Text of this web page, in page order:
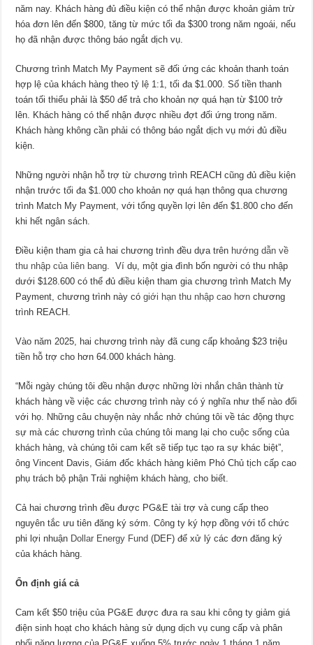
năm nay. Khách hàng đủ điều kiện có thể nhận được khoản giảm trừ
hóa đơn lên đến $800, tăng từ mức tối đa $300 trong năm ngoái, nếu
họ đã nhận được thông báo ngắt dịch vụ.
Chương trình Match My Payment sẽ đối ứng các khoản thanh toán
hợp lệ của khách hàng theo tỷ lệ 1:1, tối đa $1.000. Số tiền thanh
toán tối thiểu phải là $50 để trả cho khoản nợ quá hạn từ $100 trở
lên. Khách hàng có thể nhận được nhiều đợt đối ứng trong năm.
Khách hàng không cần phải có thông báo ngắt dịch vụ mới đủ điều
kiện.
Những người nhận hỗ trợ từ chương trình REACH cũng đủ điều kiện
nhận trước tối đa $1.000 cho khoản nợ quá hạn thông qua chương
trình Match My Payment, với tổng quyền lợi lên đến $1.800 cho đến
khi hết ngân sách.
Điều kiện tham gia cả hai chương trình đều dựa trên hướng dẫn về
thu nhập của liên bang. Ví dụ, một gia đình bốn người có thu nhập
dưới $128.600 có thể đủ điều kiện tham gia chương trình Match My
Payment, chương trình này cógiới hạn thu nhập cao hơn chương
trình REACH.
Vào năm 2025, hai chương trình này đã cung cấp khoảng $23 triệu
tiền hỗ trợ cho hơn 64.000 khách hàng.
“Mỗi ngày chúng tôi đều nhận được những lời nhắn chân thành từ
khách hàng về việc các chương trình này có ý nghĩa như thế nào đối
với họ. Những câu chuyện này nhắc nhở chúng tôi về tác động thực
sự mà các chương trình của chúng tôi mang lại cho cuộc sống của
khách hàng, và chúng tôi cam kết sẽ tiếp tục tạo ra sự khác biệt”,
ông Vincent Davis, Giám đốc khách hàng kiêm Phó Chủ tịch cấp cao
phụ trách bộ phận Trải nghiệm khách hàng, cho biết.
Cả hai chương trình đều được PG&E tài trợ và cung cấp theo
nguyên tắc ưu tiên đăng ký sớm. Công ty ký hợp đồng với tổ chức
phi lợi nhuận Dollar Energy Fund (DEF) để xử lý các đơn đăng ký
của khách hàng.
Ổn định giá cả
Cam kết $50 triệu của PG&E được đưa ra sau khi công ty giảm giá
điện sinh hoạt cho khách hàng sử dụng dịch vụ cung cấp và phân